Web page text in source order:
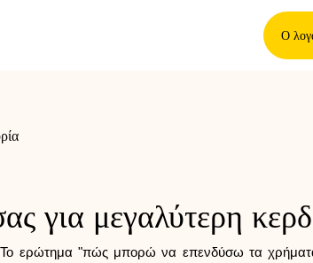
Ο
Όροι
για μεγαλύτερη
Το ερώτημα "πώς μπορώ να επενδύσω τα